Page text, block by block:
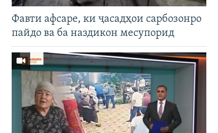
Фавти афсаре, ки ҷасадҳои сарбозонро
пайдо ва ба наздикон месупорид